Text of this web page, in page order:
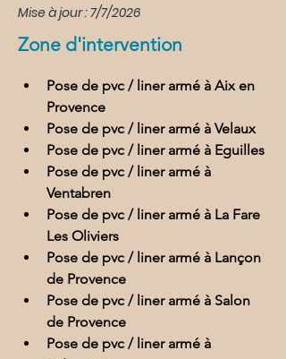
Mise à jour : 7/7/2026
Zone d'intervention
Pose de pvc / liner armé à Aix en
Provence
Pose de pvc / liner armé à Velaux
Pose de pvc / liner armé à Eguilles
Pose de pvc / liner armé à
Ventabren
Pose de pvc / liner armé à La Fare
Les Oliviers
Pose de pvc / liner armé à Lançon
de Provence
Pose de pvc / liner armé à Salon
de Provence
Pose de pvc / liner armé à